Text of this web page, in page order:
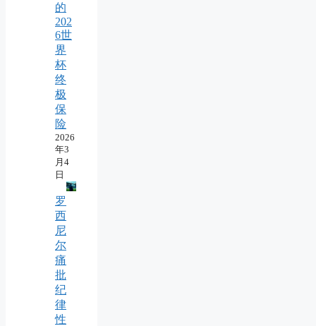
的
202
6世
界
杯
终
极
保
险
2026
年3
月4
日
罗
西
尼
尔
痛
批
纪
律
性